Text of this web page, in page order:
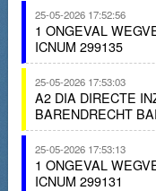
25-05-2026 17:52:56
1 ONGEVAL
ICNUM 299135
25-05-2026 17:53:03
A2 DIA DIRECTE
BARENDRECHT
25-05-2026 17:53:13
1 ONGEVAL
ICNUM 299131